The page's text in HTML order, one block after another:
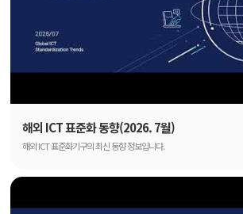
해외 ICT 표준화 동향(2026. 7월)
해외 ICT 표준화기구의 최신 동향 정보입니다.